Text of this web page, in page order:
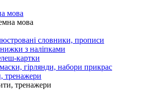
мова
мова
словники, прописи
з наліпками
картки
гірлянди, набори прикрас
тренажери
тренажери